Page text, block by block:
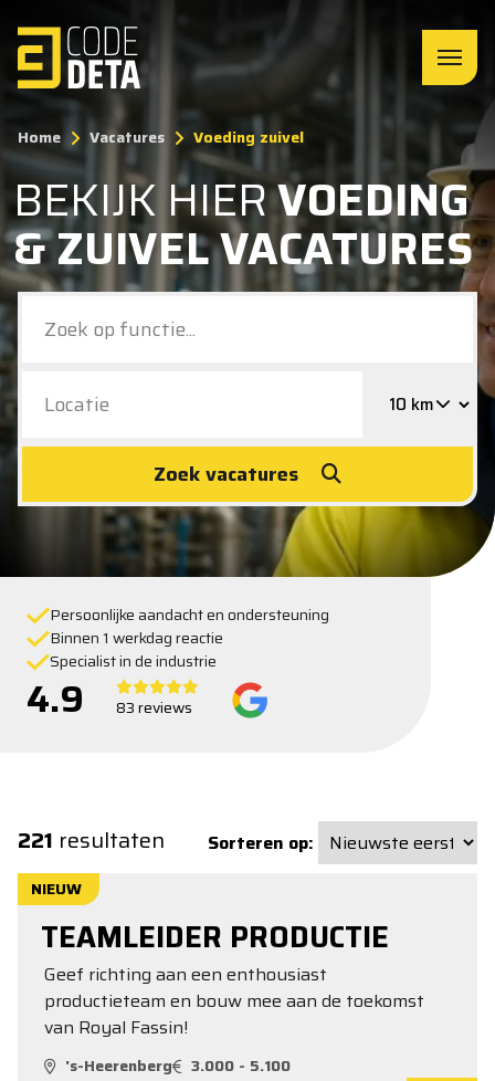
Home Vacatures Voeding zuivel
BEKIJK HIERVOEDING
& ZUIVEL VACATURES
Zoek vacatures
Persoonlijke aandacht en ondersteuning
Binnen 1 werkdag reactie
Specialist in de industrie
4.9 83 reviews
221 resultaten Sorteren op:
NIEUW
TEAMLEIDER PRODUCTIE
Geef richting aan een enthousiast
productieteam en bouw mee aan de toekomst
van Royal Fassin!
's-Heerenberg 3.000 - 5.100